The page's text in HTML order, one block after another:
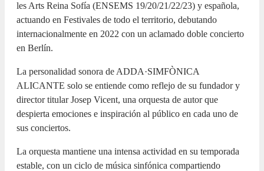
les Arts Reina Sofía (ENSEMS 19/20/21/22/23) y española,
actuando en Festivales de todo el territorio, debutando
internacionalmente en 2022 con un aclamado doble concierto
en Berlín.
La personalidad sonora de ADDA·SIMFÒNICA
ALICANTE solo se entiende como reflejo de su fundador y
director titular Josep Vicent, una orquesta de autor que
despierta emociones e inspiración al público en cada uno de
sus conciertos.
La orquesta mantiene una intensa actividad en su temporada
estable, con un ciclo de música sinfónica compartiendo